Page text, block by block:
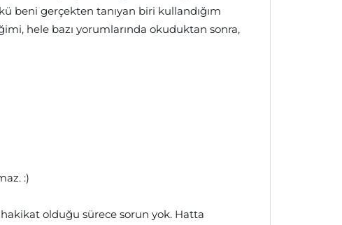
beni gerçekten tanıyan biri kullandığım
hele bazı yorumlarında okuduktan sonra,
:)
hakikat olduğu sürece sorun yok. Hatta